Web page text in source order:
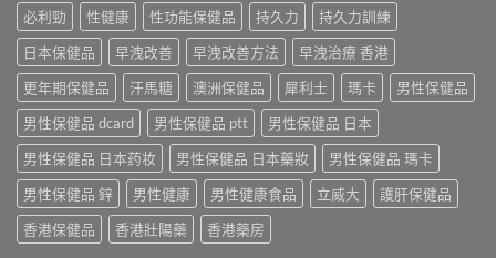
必利勁
性健康 性功能保健品 持久力
持久力訓練
日本保健品
早洩改善 早洩改善方法
早洩治療 香港
更年期保健品
汗馬糖 澳洲保健品 犀利士 瑪卡
男性保健品
男性保健品 dcard
男性保健品 ptt
男性保健品 日本
男性保健品 日本药妆
男性保健品 日本藥妝
男性保健品 瑪卡
男性保健品 鋅
男性健康 男性健康食品 立威大
護肝保健品
香港保健品
香港壯陽藥 香港藥房